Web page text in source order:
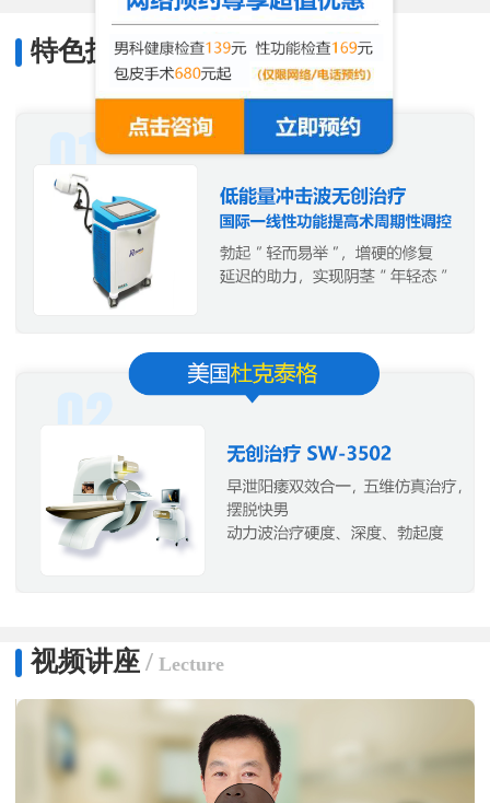
特色技术/Characteristic
视频讲座/ Lecture